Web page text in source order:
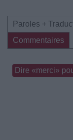
Paroles +
Commentaires
Dire «merci»